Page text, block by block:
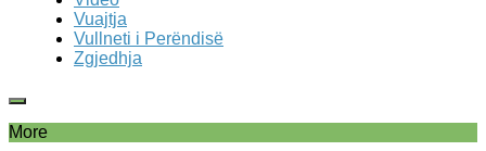
Vuajtja
Vullneti i Perëndisë
Zgjedhja
More